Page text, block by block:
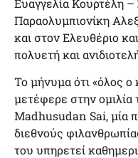
Παραολυμπιονίκη
και στον Ελευθέριο
πολυετή και
Το μήνυμα ότι «όλος ο
μετέφερε στην
Madhusudan Sai, μία
διεθνούς
του υπηρετεί